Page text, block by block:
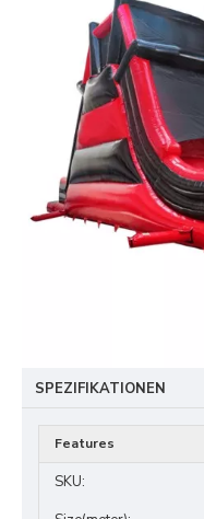
SPEZIFIKATIONEN
Features
SKU: